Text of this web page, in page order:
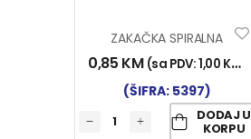
ZAKAČKA SPIRALNA
0,85 KM (sa PDV:1,00 KM
(ŠIFRA: 5397)
DODAJ U
KORPU